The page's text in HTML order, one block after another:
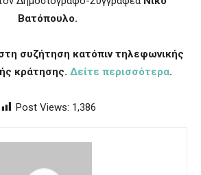
Βατόπουλο.
συζήτηση κατόπιν τηλεφωνικής
κράτησης. Δείτε περισσότερα.
Post Views: 1,386